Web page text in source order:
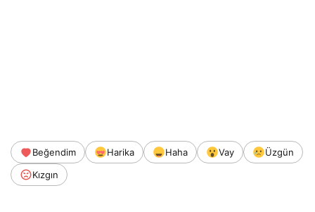
Beğendim Harika Haha Vay
Üzgün
Kızgın